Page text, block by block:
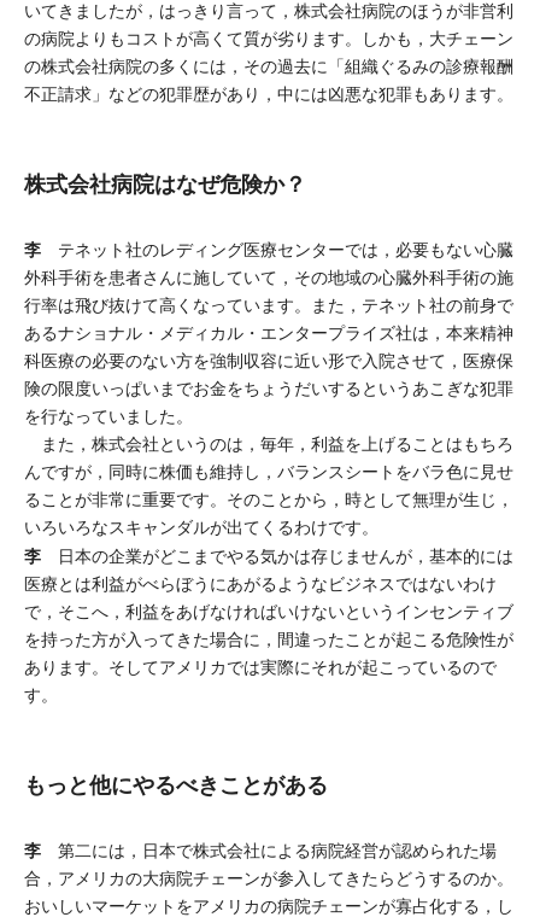
いてきましたが，はっきり言って，株式会社病院のほうが非営利
の病院よりもコストが高くて質が劣ります。しかも，大チェーン
の株式会社病院の多くには，その過去に「組織ぐるみの診療報酬
不正請求」などの犯罪歴があり，中には凶悪な犯罪もあります。
株式会社病院はなぜ危険か？
李 テネット社のレディング医療センターでは，必要もない心臓
外科手術を患者さんに施していて，その地域の心臓外科手術の施
行率は飛び抜けて高くなっています。また，テネット社の前身で
あるナショナル・メディカル・エンタープライズ社は，本来精神
科医療の必要のない方を強制収容に近い形で入院させて，医療保
険の限度いっぱいまでお金をちょうだいするというあこぎな犯罪
を行なっていました。
また，株式会社というのは，毎年，利益を上げることはもちろ
んですが，同時に株価も維持し，バランスシートをバラ色に見せ
ることが非常に重要です。そのことから，時として無理が生じ，
いろいろなスキャンダルが出てくるわけです。
李 日本の企業がどこまでやる気かは存じませんが，基本的には
医療とは利益がべらぼうにあがるようなビジネスではないわけ
で，そこへ，利益をあげなければいけないというインセンティブ
を持った方が入ってきた場合に，間違ったことが起こる危険性が
あります。そしてアメリカでは実際にそれが起こっているので
す。
もっと他にやるべきことがある
李 第二には，日本で株式会社による病院経営が認められた場
合，アメリカの大病院チェーンが参入してきたらどうするのか。
おいしいマーケットをアメリカの病院チェーンが寡占化する，し